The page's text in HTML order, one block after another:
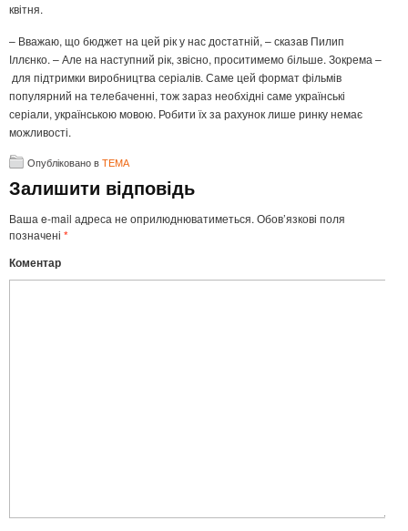
квітня.
– Вважаю, що бюджет на цей рік у нас достатній, – сказав Пилип
Іллєнко. – Але на наступний рік, звісно, проситимемо більше. Зокрема –
для підтримки виробництва серіалів. Саме цей формат фільмів
популярний на телебаченні, тож зараз необхідні саме українські
серіали, українською мовою. Робити їх за рахунок лише ринку немає
можливості.
Опубліковано вТЕМА
Залишити відповідь
Ваша e-mail адреса не оприлюднюватиметься. Обов’язкові поля
позначені *
Коментар